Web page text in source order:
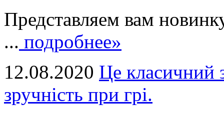
Представляем вам
... подробнее»
12.08.2020 Це класичний
зручність при грі.